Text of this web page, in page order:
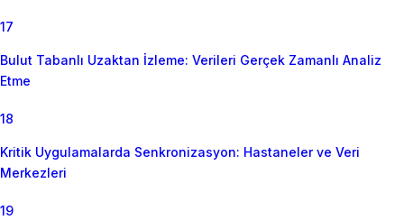
17
Bulut Tabanlı Uzaktan İzleme: Verileri Gerçek Zamanlı Analiz
Etme
18
Kritik Uygulamalarda Senkronizasyon: Hastaneler ve Veri
Merkezleri
19